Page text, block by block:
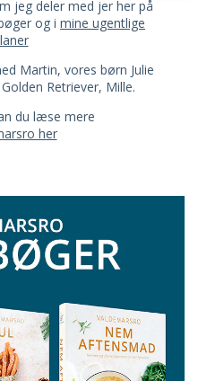
jeg deler med jer her på
og i mine ugentlige
Martin, vores børn Julie
Retriever, Mille.
du læse mere
her